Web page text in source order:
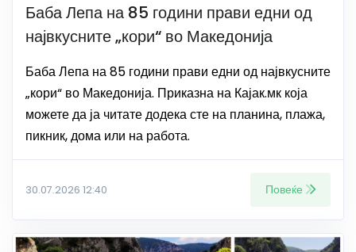
Баба Лепа на 85 години прави едни од
највкусните „кори“ во Македонија
Баба Лепа на 85 години прави едни од највкусните
„кори“ во Македонија. Приказна на Кајак.мк која
можете да ја читате додека сте на планина, плажа,
пикник, дома или на работа.
30.07.2026 12:40 Повеќе